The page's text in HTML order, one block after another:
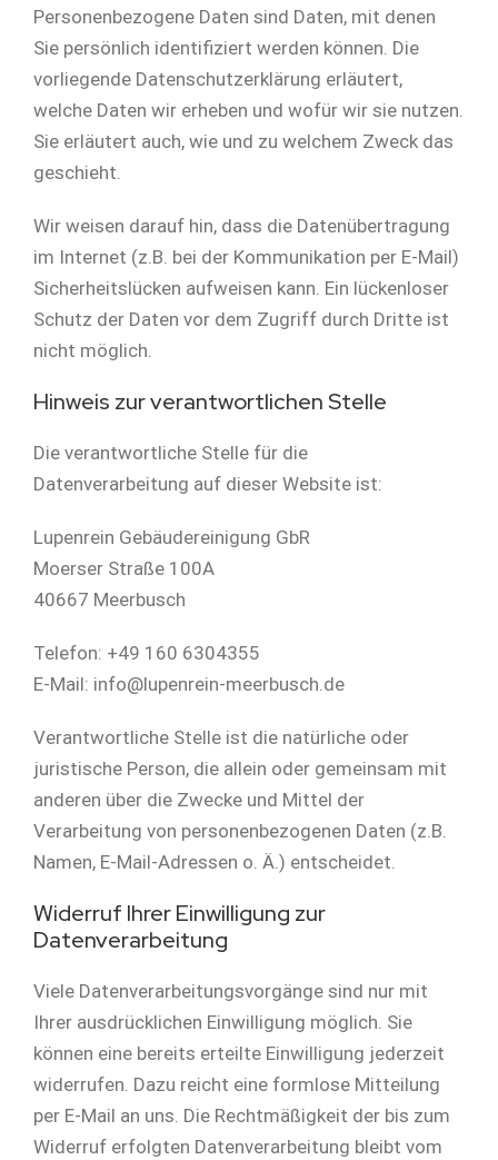
Personenbezogene Daten sind Daten, mit denen
Sie persönlich identifiziert werden können. Die
vorliegende Datenschutzerklärung erläutert,
welche Daten wir erheben und wofür wir sie nutzen.
Sie erläutert auch, wie und zu welchem Zweck das
geschieht.
Wir weisen darauf hin, dass die Datenübertragung
im Internet (z.B. bei der Kommunikation per E-Mail)
Sicherheitslücken aufweisen kann. Ein lückenloser
Schutz der Daten vor dem Zugriff durch Dritte ist
nicht möglich.
Hinweis zur verantwortlichen Stelle
Die verantwortliche Stelle für die
Datenverarbeitung auf dieser Website ist:
Lupenrein Gebäudereinigung GbR
Moerser Straße 100A
40667 Meerbusch
Telefon: +49 160 6304355
E-Mail: info@lupenrein-meerbusch.de
Verantwortliche Stelle ist die natürliche oder
juristische Person, die allein oder gemeinsam mit
anderen über die Zwecke und Mittel der
Verarbeitung von personenbezogenen Daten (z.B.
Namen, E-Mail-Adressen o. Ä.) entscheidet.
Widerruf Ihrer Einwilligung zur
Datenverarbeitung
Viele Datenverarbeitungsvorgänge sind nur mit
Ihrer ausdrücklichen Einwilligung möglich. Sie
können eine bereits erteilte Einwilligung jederzeit
widerrufen. Dazu reicht eine formlose Mitteilung
per E-Mail an uns. Die Rechtmäßigkeit der bis zum
Widerruf erfolgten Datenverarbeitung bleibt vom